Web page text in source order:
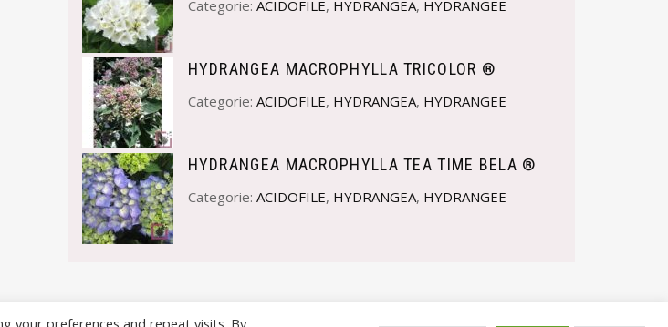
Categorie: ACIDOFILE, HYDRANGEA, HYDRANGEE
HYDRANGEA MACROPHYLLA TRICOLOR ®
Categorie: ACIDOFILE, HYDRANGEA, HYDRANGEE
HYDRANGEA MACROPHYLLA TEA TIME BELA ®
Categorie: ACIDOFILE, HYDRANGEA, HYDRANGEE
your preferences and repeat visits. By